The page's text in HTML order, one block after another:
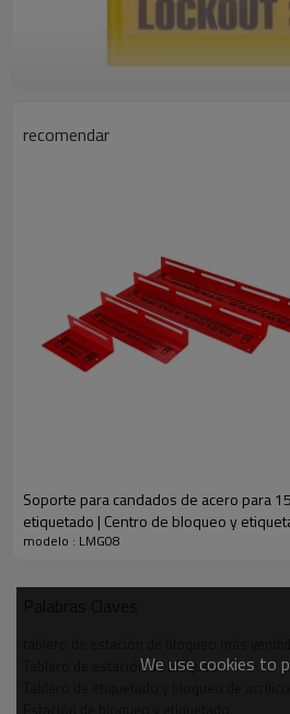
PARÁMETRO
recomendar
Soporte para candados de acero para
etiquetado | Centro de bloqueo y
modelo : LMG08
Tablero de estación de bloqueo
We use cookies to